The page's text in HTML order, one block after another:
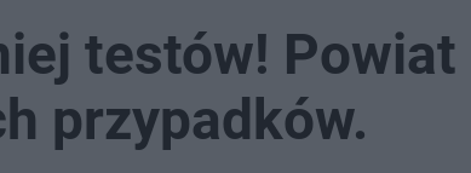
testów! Powiat
przypadków.